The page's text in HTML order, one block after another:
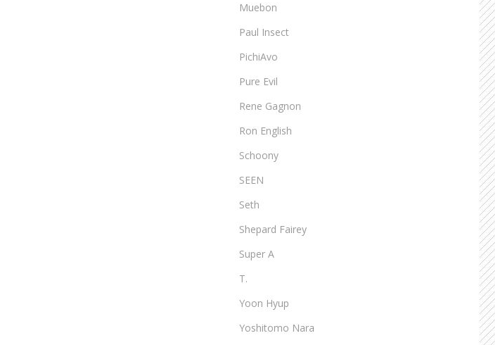
Muebon
Paul Insect
PichiAvo
Pure Evil
Rene Gagnon
Ron English
Schoony
SEEN
Seth
Shepard Fairey
Super A
T.
Yoon Hyup
Yoshitomo Nara